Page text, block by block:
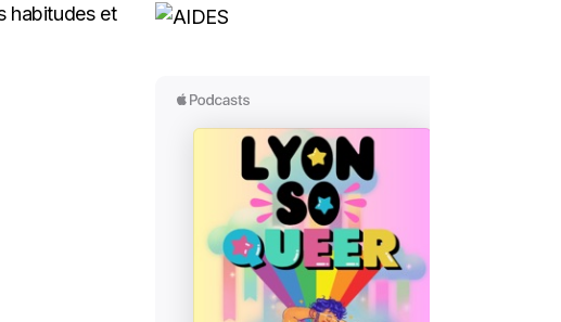
habitudes et